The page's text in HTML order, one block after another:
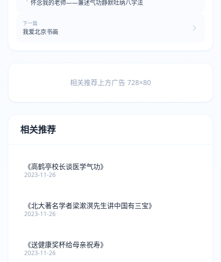
怀念我的老师——兼述气功静默吐纳八字法
下一篇
我爱北京书画
相关推荐上方广告 728×80
相关推荐
《高鹤亭校长谈医学气功》
2023-11-26
《北大著名学者梁漱溟先生讲中国有三宝》
2023-11-26
《送健康奖杯给母亲祝寿》
2023-11-26